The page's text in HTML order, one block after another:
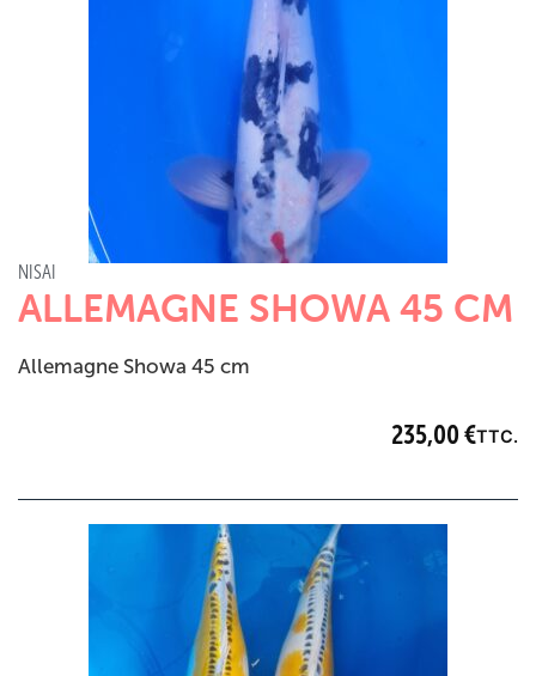
NISAI
ALLEMAGNE SHOWA 45 CM
235,00 €TTC.
Allemagne Showa 45 cm